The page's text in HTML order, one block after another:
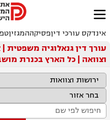

אינדקס עורכי דיןפסיקההמגזין
עורך דין גנאלוגיה משפטית
וצוואה | כל הארץ בכנרת